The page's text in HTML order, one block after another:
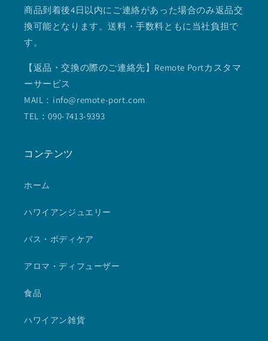
商品到着後4日以内にご連絡があった場合のみ返品交
換可能となります。送料・手数料ともに当社負担で
す。
【返品・交換の際のご連絡先】Remote Portカスタマ
ーサービス
MAIL：info@remote-port.com
TEL：090-7413-9393
コンテンツ
ホーム
ハワイアンジュエリー
バス・ボディケア
アロマ・ディフューザー
食品
ハワイアン雑貨